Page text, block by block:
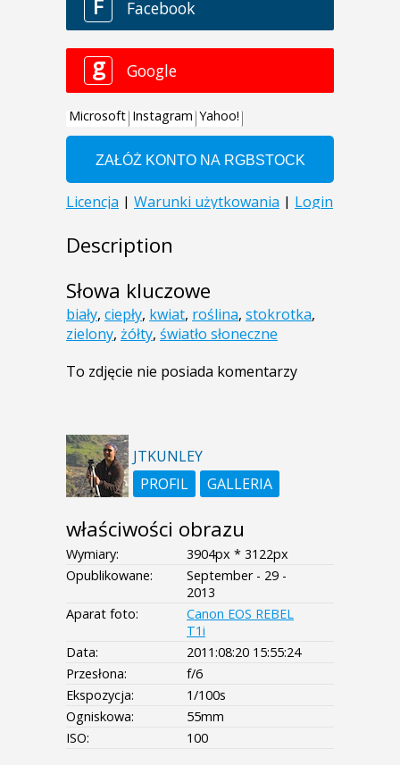
Description
Słowa kluczowe
biały, ciepły, kwiat, roślina, stokrotka,
zielony, żółty, światło słoneczne
To zdjęcie nie posiada komentarzy
JTKUNLEY
PROFIL
GALLERIA
właściwości obrazu
Wymiary:
3904px * 3122px
Opublikowane:
September - 29 -
2013
Aparat foto:
Canon EOS REBEL
T1i
Data:
2011:08:20 15:55:24
Przesłona:
f/6
Ekspozycja:
1/100s
Ogniskowa:
55mm
ISO:
100